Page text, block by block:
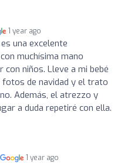
1 year ago
una excelente
muchísima mano
niños. Lleve a mi bebé
fotos de navidad y el trato
Además, el atrezzo y
a duda repetiré con ella.
1 year ago